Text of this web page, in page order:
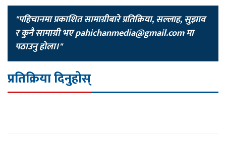
"पहिचानमा प्रकाशित सामाग्रीबारे प्रतिक्रिया, सल्लाह, सुझाव
र कुनै सामाग्री भएpahichanmedia@gmail.comमा
पठाउनु होला।"
प्रतिक्रिया दिनुहोस्